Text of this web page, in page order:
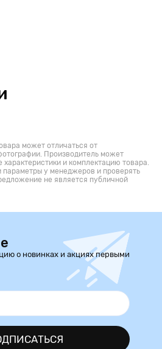
может отличаться от
Производитель может
характеристики и комплектацию товара.
параметры у менеджеров и проверять
не является публичной
о новинках и акциях первыми